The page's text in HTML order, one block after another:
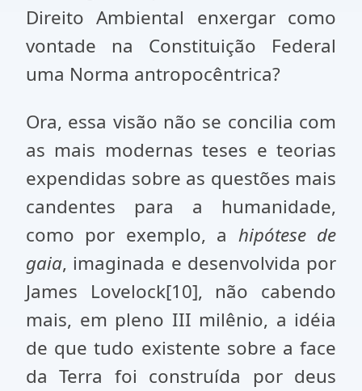
Direito Ambiental enxergar como
vontade na Constituição Federal
uma Norma antropocêntrica?
Ora, essa visão não se concilia com
as mais modernas teses e teorias
expendidas sobre as questões mais
candentes para a humanidade,
como por exemplo, a hipótese de
gaia, imaginada e desenvolvida por
James Lovelock[10], não cabendo
mais, em pleno III milênio, a idéia
de que tudo existente sobre a face
da Terra foi construída por deus